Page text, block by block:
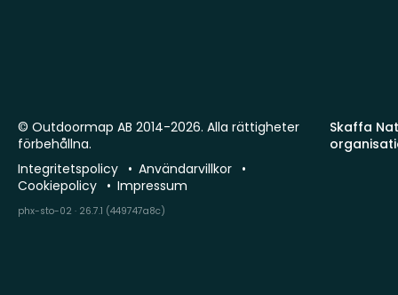
Skaffa
© Outdoormap AB 2014-2026. Alla rättigheter
förbehållna.
Integritetspolicy
Användarvillkor
Cookiepolicy
Impressum
phx-sto-02 · 26.7.1 (449747a8c)